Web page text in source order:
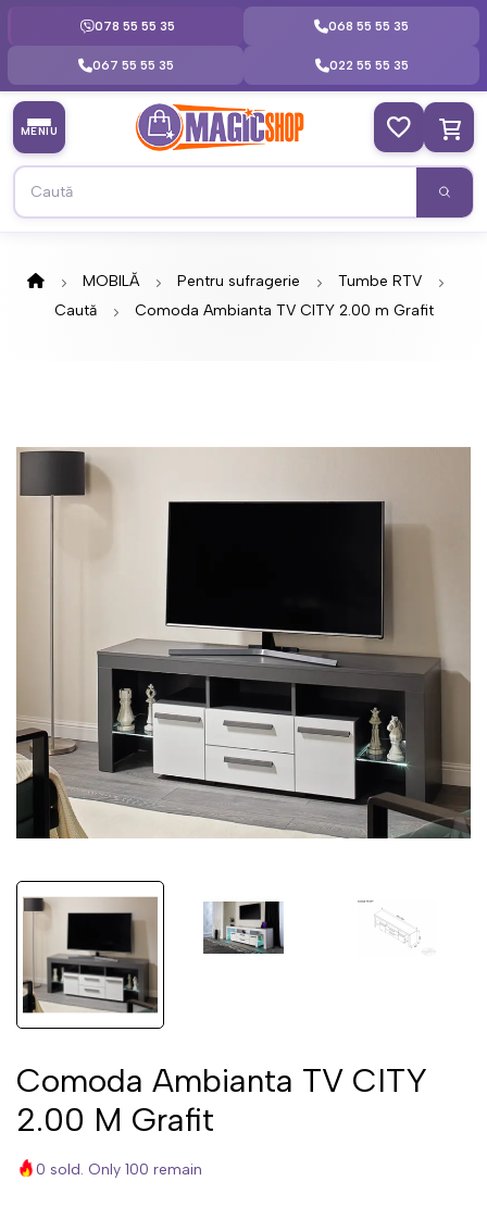
078 55 55 35 068 55 55 35
067 55 55 35 022 55 55 35
MENIU
MOBILĂ Pentru sufragerie
Tumbe RTV
Caută
Comoda Ambianta TV CITY 2.00 m Grafit
Comoda Ambianta TV CITY
2.00 M Grafit
0 sold. Only 100 remain